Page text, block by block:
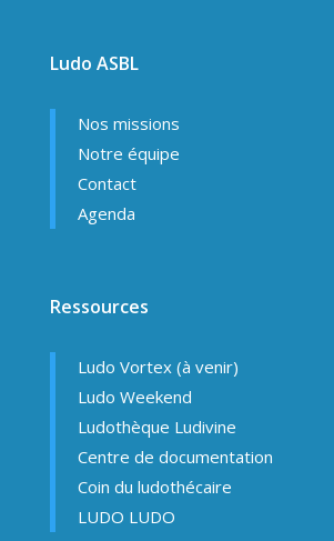
Ludo ASBL
Nos missions
Notre équipe
Contact
Agenda
Ressources
Ludo Vortex (à venir)
Ludo Weekend
Ludothèque Ludivine
Centre de documentation
Coin du ludothécaire
LUDO LUDO